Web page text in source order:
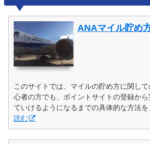
ANAマイル貯め
このサイトでは、マイルの貯め方に関し
心者の方でも、ポイントサイトの登録か
ていけるようになるまでの具体的な方法
読む